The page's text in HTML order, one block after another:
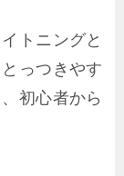
トニングと
っつきやす
初心者から